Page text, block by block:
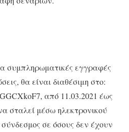
συμπληρωματικές εγγραφές
θα είναι διαθέσιμη στο:
από 11.03.2021 έως
σταλεί μέσω ηλεκτρονικού
σε όσους δεν έχουν